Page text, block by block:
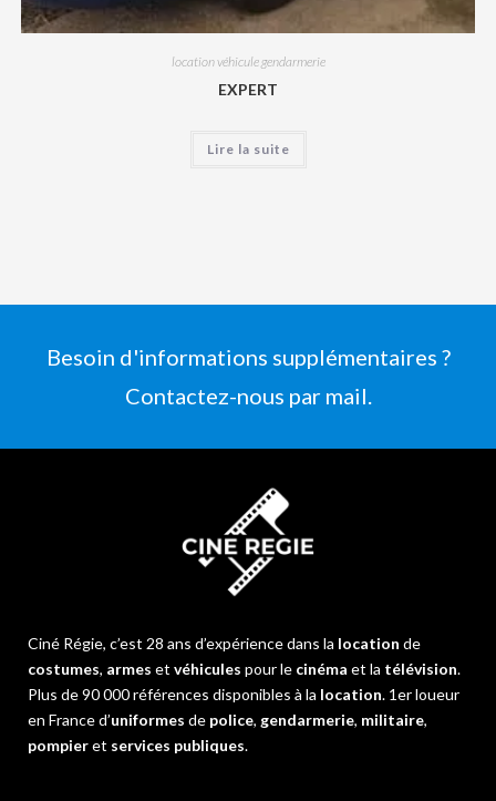
location véhicule gendarmerie
EXPERT
Lire la suite
Besoin d'informations supplémentaires ?
Contactez-nous par mail.
Ciné Régie, c’est 28 ans d’expérience dans la location de
costumes, armes et véhicules pour le cinéma et la télévision.
Plus de 90 000 références disponibles à la location. 1er loueur
en France d’uniformes de police, gendarmerie, militaire,
pompieret services publiques.